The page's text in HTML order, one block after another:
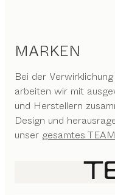
MARKEN
Bei der
arbeiten wir mit
und Herstellern
Design und
unser gesamtes